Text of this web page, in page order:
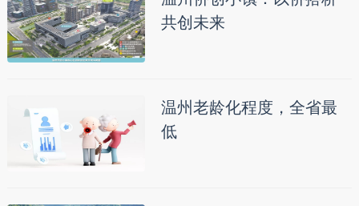
共创未来
温州老龄化程度，全省最
低